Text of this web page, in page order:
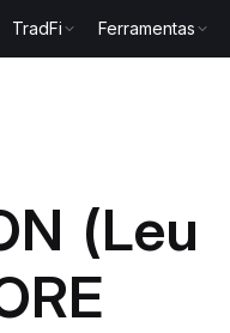
TradFi Ferramentas
(Leu